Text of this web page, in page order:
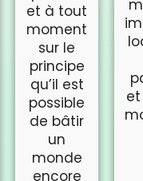
et à tout
moment
sur le
principe
qu’il est
possible
de bâtir
un
monde
encore